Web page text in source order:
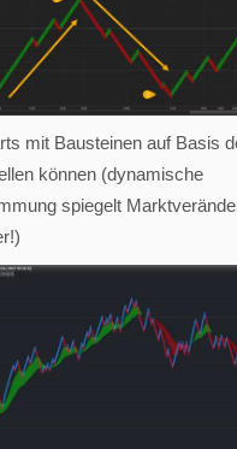
mit Bausteinen auf Basis
können (dynamische
spiegelt